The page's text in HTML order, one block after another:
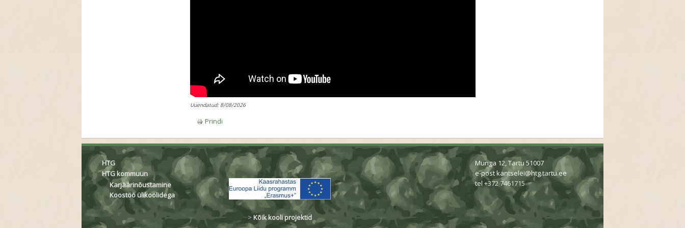
Uuendatud: 8/08/2026
Prindi
HTG
HTG kommuun
Karjäärinõustamine
Koostöö ülikoolidega
>Kõik kooli projektid
Munga 12, Tartu 51007
e-postkantselei@htg.tartu.ee
tel+372 7461715